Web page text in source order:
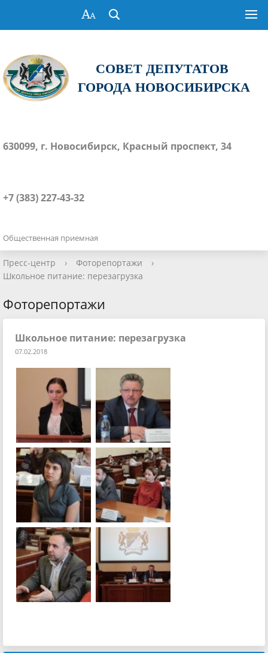
СОВЕТ ДЕПУТАТОВ
ГОРОДА НОВОСИБИРСКА
630099, г. Новосибирск, Красный проспект, 34
+7 (383) 227-43-32
Общественная приемная
Пресс-центр › Фоторепортажи
›
Школьное питание: перезагрузка
Фоторепортажи
Школьное питание: перезагрузка
07.02.2018